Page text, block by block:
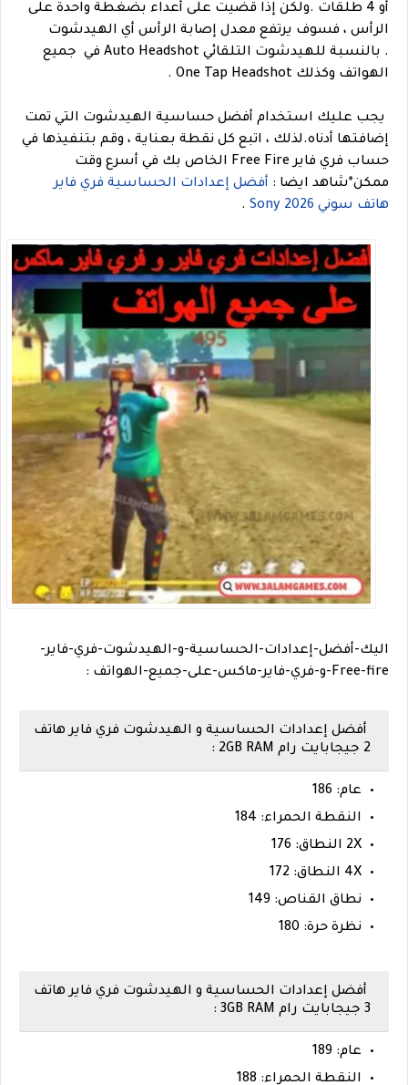
أو 4 طلقات .
ولكن إذا قضيت على أعداء بضغطة واحدة على
الرأس ، فسوف يرتفع معدل إصابة الرأس أي الهيدشوت
.
بالنسبة للهيدشوت التلقائي Auto Headshot في جميع
الهواتف وكذلك One Tap Headshot .
يجب عليك استخدام أفضل حساسية الهيدشوت التي تمت
إضافتها أدناه.لذلك ، اتبع كل نقطة بعناية ، وقم بتنفيذها في
حساب فري فاير Free Fire الخاص بك في أسرع وقت
ممكن*شاهد ايضا : أفضل إعدادات الحساسية فري فاير
هاتف سوني 2026 Sony
.
اليك-أفضل-إعدادات-الحساسية-و-الهيدشوت-فري-فاير-
Free-fire-و-فري-فاير-ماكس-على-جميع-الهواتف :
أفضل إعدادات الحساسية و الهيدشوت فري فاير هاتف
2 جيجابايت رام 2GB RAM :
عام: 186
النقطة الحمراء: 184
2X النطاق: 176
4X النطاق: 172
نطاق القناص: 149
نظرة حرة: 180
أفضل إعدادات الحساسية و الهيدشوت فري فاير هاتف
3 جيجابايت رام 3GB RAM :
عام: 189
النقطة الحمراء: 188